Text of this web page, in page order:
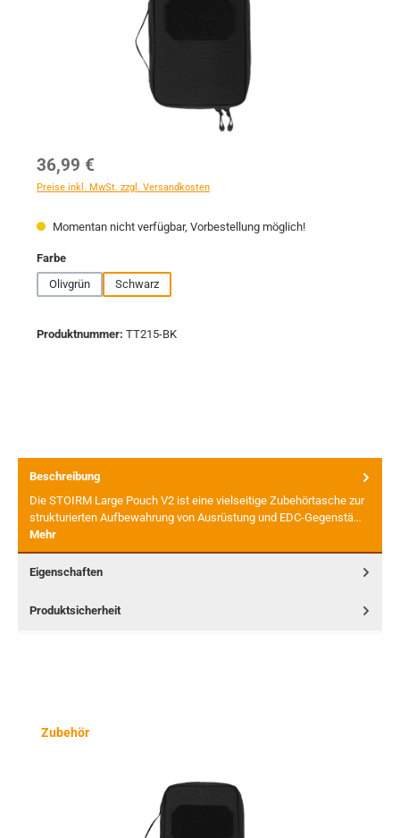
Regulärer Preis:
36,99 €
Preise inkl. MwSt. zzgl. Versandkosten
Momentan nicht verfügbar, Vorbestellung möglich!
Farbeauswählen
Olivgrün
Schwarz
Produktnummer: TT215-BK
Beschreibung
Die STOIRM Large Pouch V2 ist eine vielseitige Zubehörtasche zur
strukturierten Aufbewahrung von Ausrüstung und EDC-Gegenstä…
Mehr
Eigenschaften
Produktsicherheit
Produktgalerie überspringen
Zubehör